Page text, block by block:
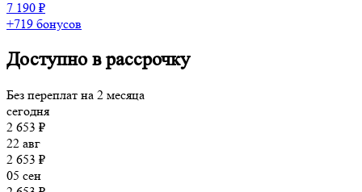
7 190 ₽
+719 бонусов
Доступно в рассрочку
Без переплат на 2 месяца
сегодня
2 653 ₽
22 авг
2 653 ₽
05 сен